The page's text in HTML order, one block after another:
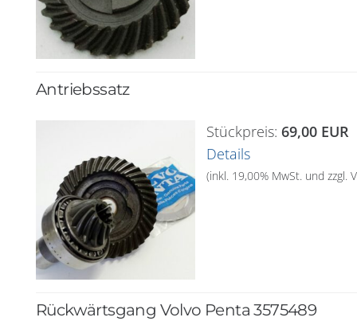
Antriebssatz
Stückpreis: 69,00 EUR
Details
(inkl. 19,00% MwSt. und zzgl.
Rückwärtsgang Volvo Penta 3575489